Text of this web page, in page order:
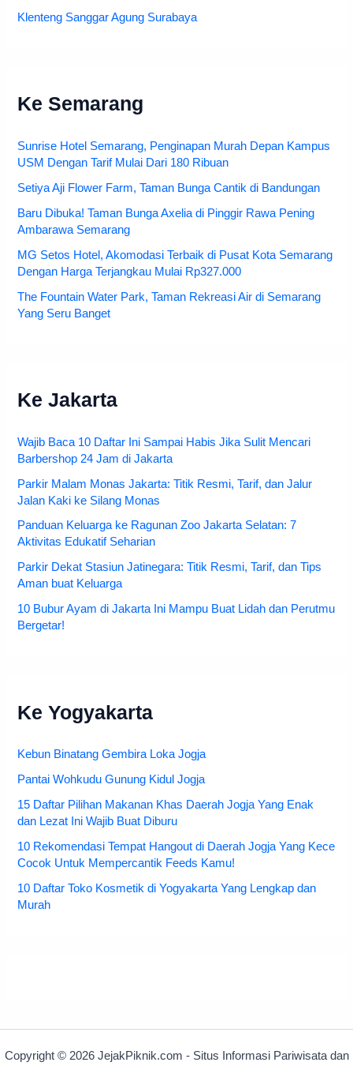
Klenteng Sanggar Agung Surabaya
Ke Semarang
Sunrise Hotel Semarang, Penginapan Murah Depan Kampus
USM Dengan Tarif Mulai Dari 180 Ribuan
Setiya Aji Flower Farm, Taman Bunga Cantik di Bandungan
Baru Dibuka! Taman Bunga Axelia di Pinggir Rawa Pening
Ambarawa Semarang
MG Setos Hotel, Akomodasi Terbaik di Pusat Kota Semarang
Dengan Harga Terjangkau Mulai Rp327.000
The Fountain Water Park, Taman Rekreasi Air di Semarang
Yang Seru Banget
Ke Jakarta
Wajib Baca 10 Daftar Ini Sampai Habis Jika Sulit Mencari
Barbershop 24 Jam di Jakarta
Parkir Malam Monas Jakarta: Titik Resmi, Tarif, dan Jalur
Jalan Kaki ke Silang Monas
Panduan Keluarga ke Ragunan Zoo Jakarta Selatan: 7
Aktivitas Edukatif Seharian
Parkir Dekat Stasiun Jatinegara: Titik Resmi, Tarif, dan Tips
Aman buat Keluarga
10 Bubur Ayam di Jakarta Ini Mampu Buat Lidah dan Perutmu
Bergetar!
Ke Yogyakarta
Kebun Binatang Gembira Loka Jogja
Pantai Wohkudu Gunung Kidul Jogja
15 Daftar Pilihan Makanan Khas Daerah Jogja Yang Enak
dan Lezat Ini Wajib Buat Diburu
10 Rekomendasi Tempat Hangout di Daerah Jogja Yang Kece
Cocok Untuk Mempercantik Feeds Kamu!
10 Daftar Toko Kosmetik di Yogyakarta Yang Lengkap dan
Murah
Copyright © 2026 JejakPiknik.com - Situs Informasi Pariwisata dan